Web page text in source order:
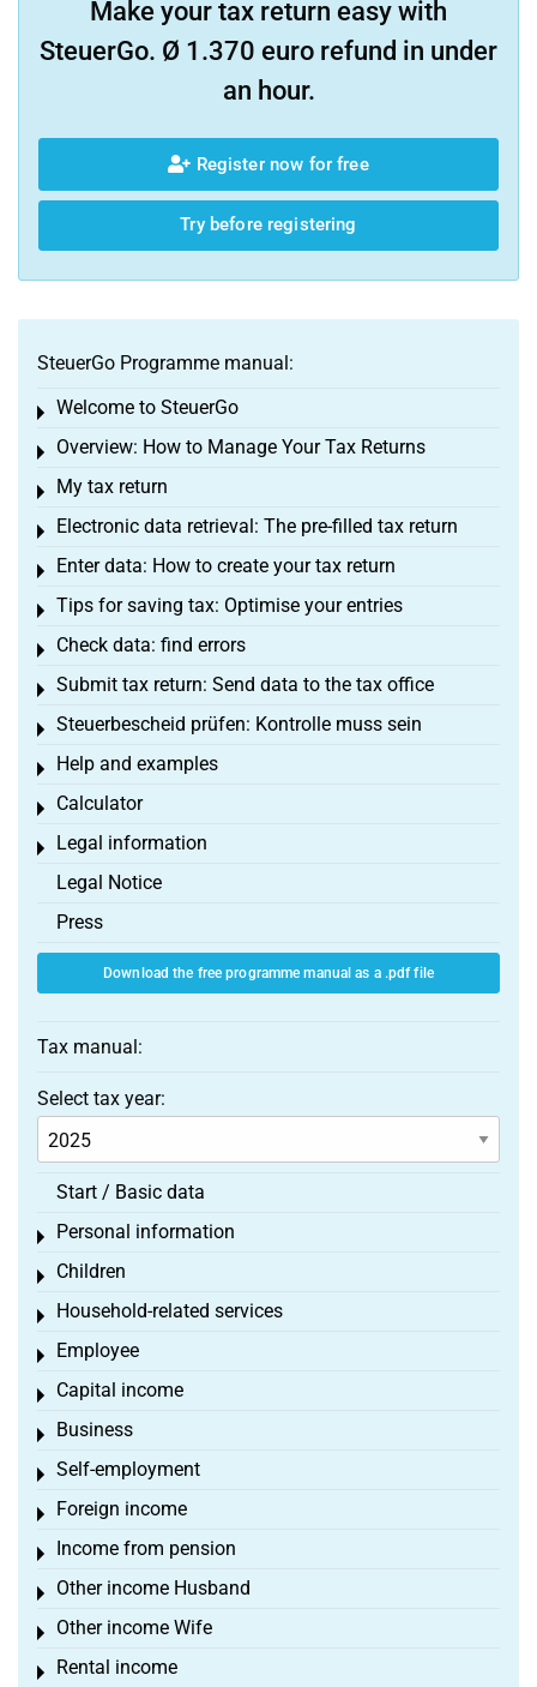
Make your tax return easy with
SteuerGo. Ø 1.370 euro refund in under
an hour.
Register now for free
Try before registering
SteuerGo Programme manual:
Welcome to SteuerGo
Toggle menu
Overview: How to Manage Your Tax Returns
Toggle menu
My tax return
Toggle menu
Electronic data retrieval: The pre-filled tax return
Toggle menu
Enter data: How to create your tax return
Toggle menu
Tips for saving tax: Optimise your entries
Toggle menu
Check data: find errors
Toggle menu
Submit tax return: Send data to the tax office
Toggle menu
Steuerbescheid prüfen: Kontrolle muss sein
Toggle menu
Help and examples
Toggle menu
Calculator
Toggle menu
Legal information
Toggle menu
Legal Notice
Press
Download the free programme manual as a .pdf file
Tax manual:
Select tax year:
Start / Basic data
Personal information
Toggle menu
Children
Toggle menu
Household-related services
Toggle menu
Employee
Toggle menu
Capital income
Toggle menu
Business
Toggle menu
Self-employment
Toggle menu
Foreign income
Toggle menu
Income from pension
Toggle menu
Other income Husband
Toggle menu
Other income Wife
Toggle menu
Rental income
Toggle menu